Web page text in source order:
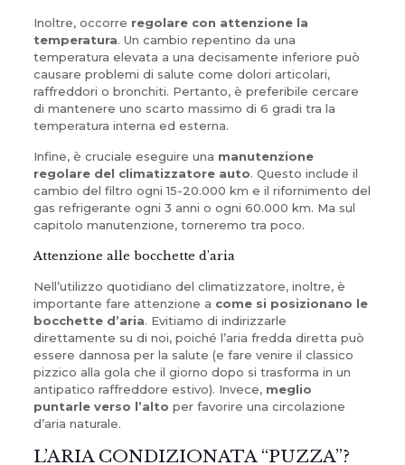
Inoltre, occorre regolare con attenzione la
temperatura. Un cambio repentino da una
temperatura elevata a una decisamente inferiore può
causare problemi di salute come dolori articolari,
raffreddori o bronchiti. Pertanto, è preferibile cercare
di mantenere uno scarto massimo di 6 gradi tra la
temperatura interna ed esterna.
Infine, è cruciale eseguire una manutenzione
regolare del climatizzatore auto. Questo include il
cambio del filtro ogni 15-20.000 km e il rifornimento del
gas refrigerante ogni 3 anni o ogni 60.000 km. Ma sul
capitolo manutenzione, torneremo tra poco.
Attenzione alle bocchette d’aria
Nell’utilizzo quotidiano del climatizzatore, inoltre, è
importante fare attenzione a come si posizionano le
bocchette d’aria. Evitiamo di indirizzarle
direttamente su di noi, poiché l’aria fredda diretta può
essere dannosa per la salute (e fare venire il classico
pizzico alla gola che il giorno dopo si trasforma in un
antipatico raffreddore estivo). Invece, meglio
puntarle verso l’alto per favorire una circolazione
d’aria naturale.
L’ARIA CONDIZIONATA “PUZZA”?